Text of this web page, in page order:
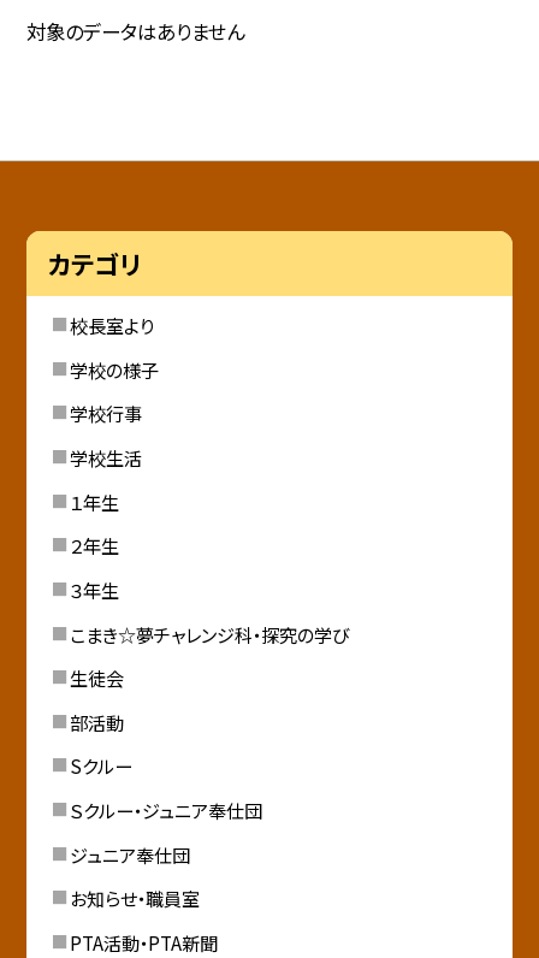
対象のデータはありません
カテゴリ
校長室より
学校の様子
学校行事
学校生活
１年生
２年生
３年生
こまき☆夢チャレンジ科・探究の学び
生徒会
部活動
Sクルー
Ｓクルー・ジュニア奉仕団
ジュニア奉仕団
お知らせ・職員室
PTA活動・PTA新聞